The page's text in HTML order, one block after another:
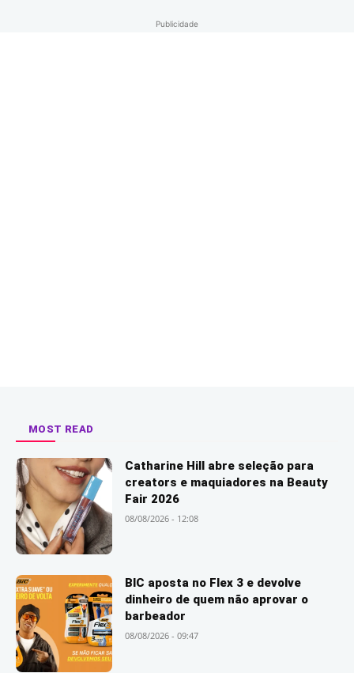
Publicidade
MOST READ
Catharine Hill abre seleção para
creators e maquiadores na Beauty
Fair 2026
08/08/2026 - 12:08
BIC aposta no Flex 3 e devolve
dinheiro de quem não aprovar o
barbeador
08/08/2026 - 09:47